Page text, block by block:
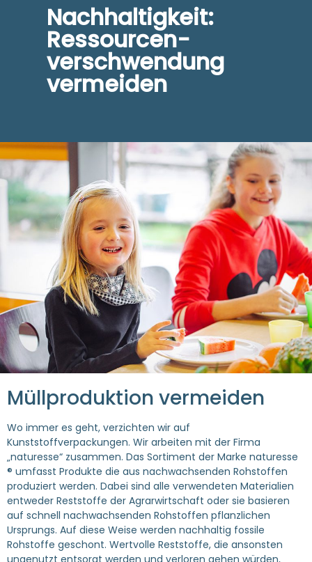
Nachhaltigkeit:
Ressourcen-
verschwendung
vermeiden
Müllproduktion vermeiden
Wo immer es geht, verzichten wir auf
Kunststoffverpackungen. Wir arbeiten mit der Firma
„naturesse“ zusammen. Das Sortiment der Marke naturesse
® umfasst Produkte die aus nachwachsenden Rohstoffen
produziert werden. Dabei sind alle verwendeten Materialien
entweder Reststoffe der Agrarwirtschaft oder sie basieren
auf schnell nachwachsenden Rohstoffen pflanzlichen
Ursprungs. Auf diese Weise werden nachhaltig fossile
Rohstoffe geschont. Wertvolle Reststoffe, die ansonsten